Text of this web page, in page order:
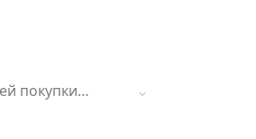
покупки